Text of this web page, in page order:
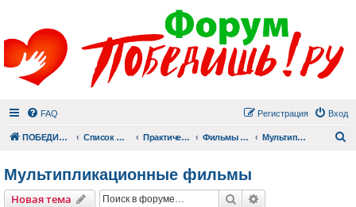
FAQ Вход
Регистрация
ПОБЕДИШЬ.РУ Список форумов Практический раздел Фильмы для души Мультипликационные фильмы
Мультипликационные фильмы
Новая тема Поиск